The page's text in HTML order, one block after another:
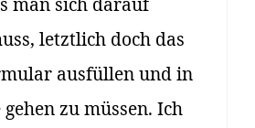
letztlich doch das
ausfüllen und in
zu müssen. Ich